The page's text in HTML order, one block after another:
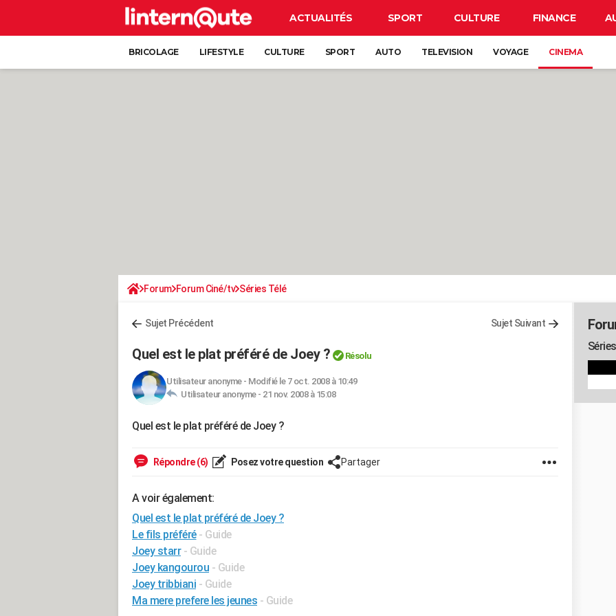
ACTUALITÉS SPORT CULTURE FINANCE
BRICOLAGE LIFESTYLE CULTURE SPORT AUTO TELEVISION VOYAGE CINEMA
Forum Forum Ciné/tv Séries Télé
Sujet Précédent Sujet Suivant
Quel est le plat préféré de Joey ? Résolu
Utilisateur anonyme- Modifié le 7 oct. 2008 à 10:49
Utilisateur anonyme - 21 nov. 2008 à 15:08
Quel est le plat préféré de Joey ?
Répondre (6) Posez votre question Partager
A voir également:
Quel est le plat préféré de Joey ?
Le fils préféré - Guide
Joey starr - Guide
Joey kangourou - Guide
Joey tribbiani - Guide
Ma mere prefere les jeunes - Guide